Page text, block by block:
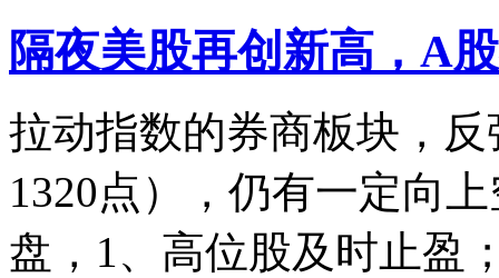
隔夜美股再创新高，A
拉动指数的券商板块，
1320点），仍有一定向
盘，1、高位股及时止盈